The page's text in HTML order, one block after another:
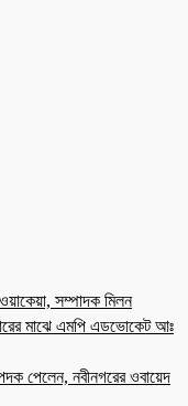
সম্পাদক মিলন
মাঝে এমপি এডভোকেট আঃ
পেলেন, নবীনগরের ওবায়েদ